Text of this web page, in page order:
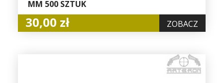
MM 500 SZTUK
30,00 zł ZOBACZ